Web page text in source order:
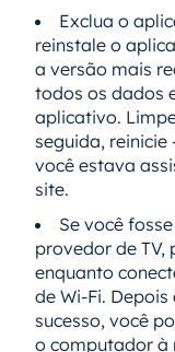
Exclua o
reinstale o
a versão mais
todos os dados
aplicativo.
seguida,
você estava
site.
Se você
provedor de
enquanto
de Wi-Fi.
sucesso, você
o computador à